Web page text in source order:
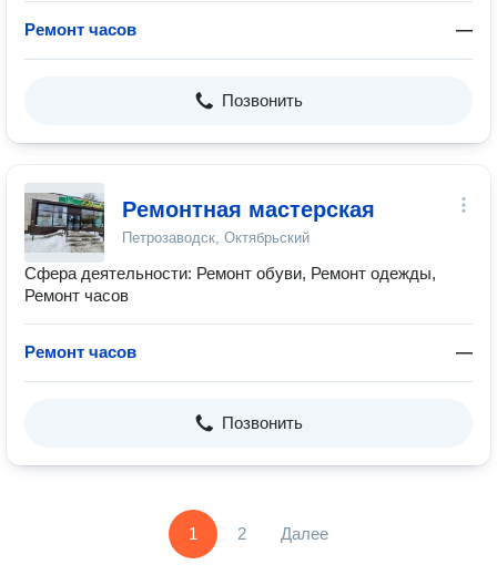
Ремонт часов —
Позвонить
Ремонтная мастерская
Петрозаводск, Октябрьский
Сфера деятельности: Ремонт обуви, Ремонт одежды,
Ремонт часов
Ремонт часов —
Позвонить
1 2 Далее